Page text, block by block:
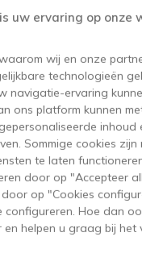
fabrikant:
een pc op meerdere
aan te sluiten.
308,49 €
van de afbeeldingen-
uw ervaring op onze
wij en onze
technologieën
navigatie-ervaring
ons platform kunnen
inhoud
Sommige cookies
te laten
door op "Accepteer
op "Cookies
configureren. Hoe dan
helpen u graag bij het